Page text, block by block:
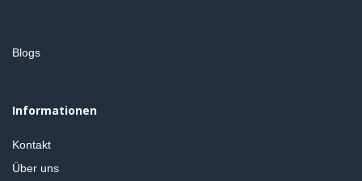
Blogs
Informationen
Kontakt
Über uns